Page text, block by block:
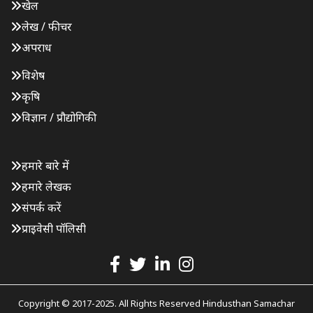
खेल
लेख / फीचर
अपराध
विशेष
कृषि
विज्ञान / प्रौद्योगिकी
हमारे बारे में
हमारे लेखक
संपर्क करें
प्राइवेसी पॉलिसी
Copyright © 2017-2025. All Rights Reserved Hindusthan Samachar